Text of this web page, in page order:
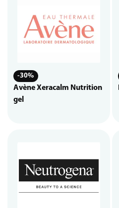
-30%
Avène Xeracalm Nutrition
gel